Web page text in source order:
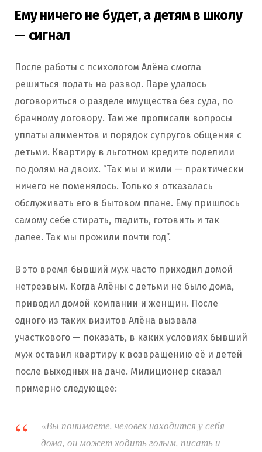
Ему ничего не будет, а детям в школу
— сигнал
После работы с психологом Алёна смогла
решиться подать на развод. Паре удалось
договориться о разделе имущества без суда, по
брачному договору. Там же прописали вопросы
уплаты алиментов и порядок супругов общения с
детьми. Квартиру в льготном кредите поделили
по долям на двоих. “Так мы и жили — практически
ничего не поменялось. Только я отказалась
обслуживать его в бытовом плане. Ему пришлось
самому себе стирать, гладить, готовить и так
далее. Так мы прожили почти год”.
В это время бывший муж часто приходил домой
нетрезвым. Когда Алёны с детьми не было дома,
приводил домой компании и женщин. После
одного из таких визитов Алёна вызвала
участкового — показать, в каких условиях бывший
муж оставил квартиру к возвращению её и детей
после выходных на даче. Милиционер сказал
примерно следующее:
«Вы понимаете, человек находится у себя
дома, он может ходить голым, писать и